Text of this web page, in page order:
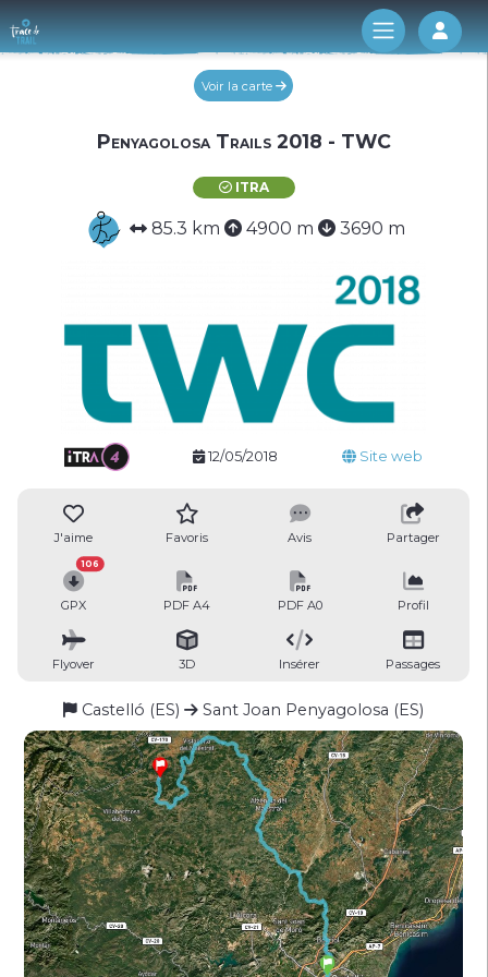
Log
Voir la carte
Penyagolosa Trails 2018 - TWC
ITRA
85.3 km 4900 m 3690 m
12/05/2018 Site web
J'aime Favoris Avis Partager
GPX
106
PDF A4 PDF A0 Profil
Flyover 3D Insérer Passages
Castelló (ES) Sant Joan Penyagolosa (ES)